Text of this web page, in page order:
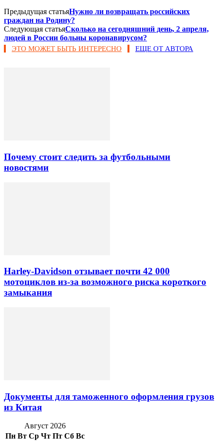
Предыдущая статьяНужно ли возвращать российских
граждан на Родину?
Следующая статьяСколько на сегодняшний день, 2 апреля,
людей в России больны коронавирусом?
ЭТО МОЖЕТ БЫТЬ ИНТЕРЕСНО ЕЩЕ ОТ АВТОРА
Почему стоит следить за футбольными
новостями
Harley-Davidson отзывает почти 42 000
мотоциклов из-за возможного риска короткого
замыкания
Документы для таможенного оформления грузов
из Китая
Август 2026
Пн Вт Ср Чт Пт Сб Вс